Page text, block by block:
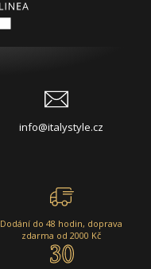
info@italystyle.cz
Dodání do 48 hodin, doprava
zdarma od 2000 Kč